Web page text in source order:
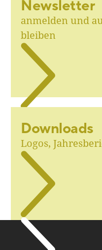
Newsletter
anmelden und
bleiben
Downloads
Logos,